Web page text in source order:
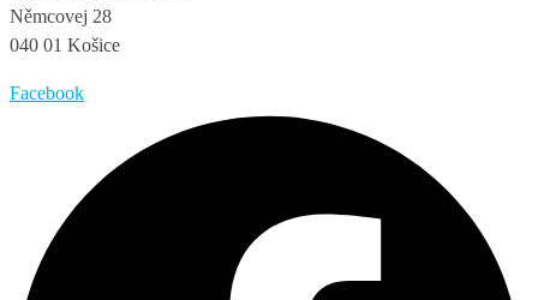
Němcovej 28
040 01 Košice
Facebook